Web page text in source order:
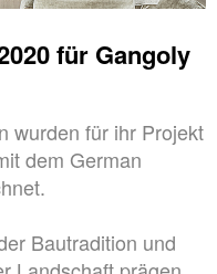
für Gangoly
wurden für ihr Projekt
dem German
Bautradition und